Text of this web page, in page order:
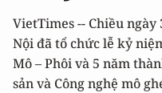
VietTimes -- Chiều
Nội đã tổ chức lễ kỷ
Mô – Phôi và 5 năm
sản và Công nghệ mô